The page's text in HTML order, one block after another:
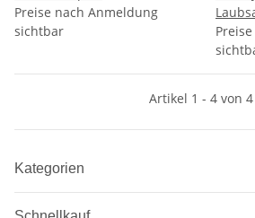
Preise nach Anmeldung
sichtbar
Artikel 1 - 4 von 4
Kategorien